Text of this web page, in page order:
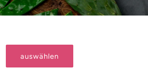
auswählen